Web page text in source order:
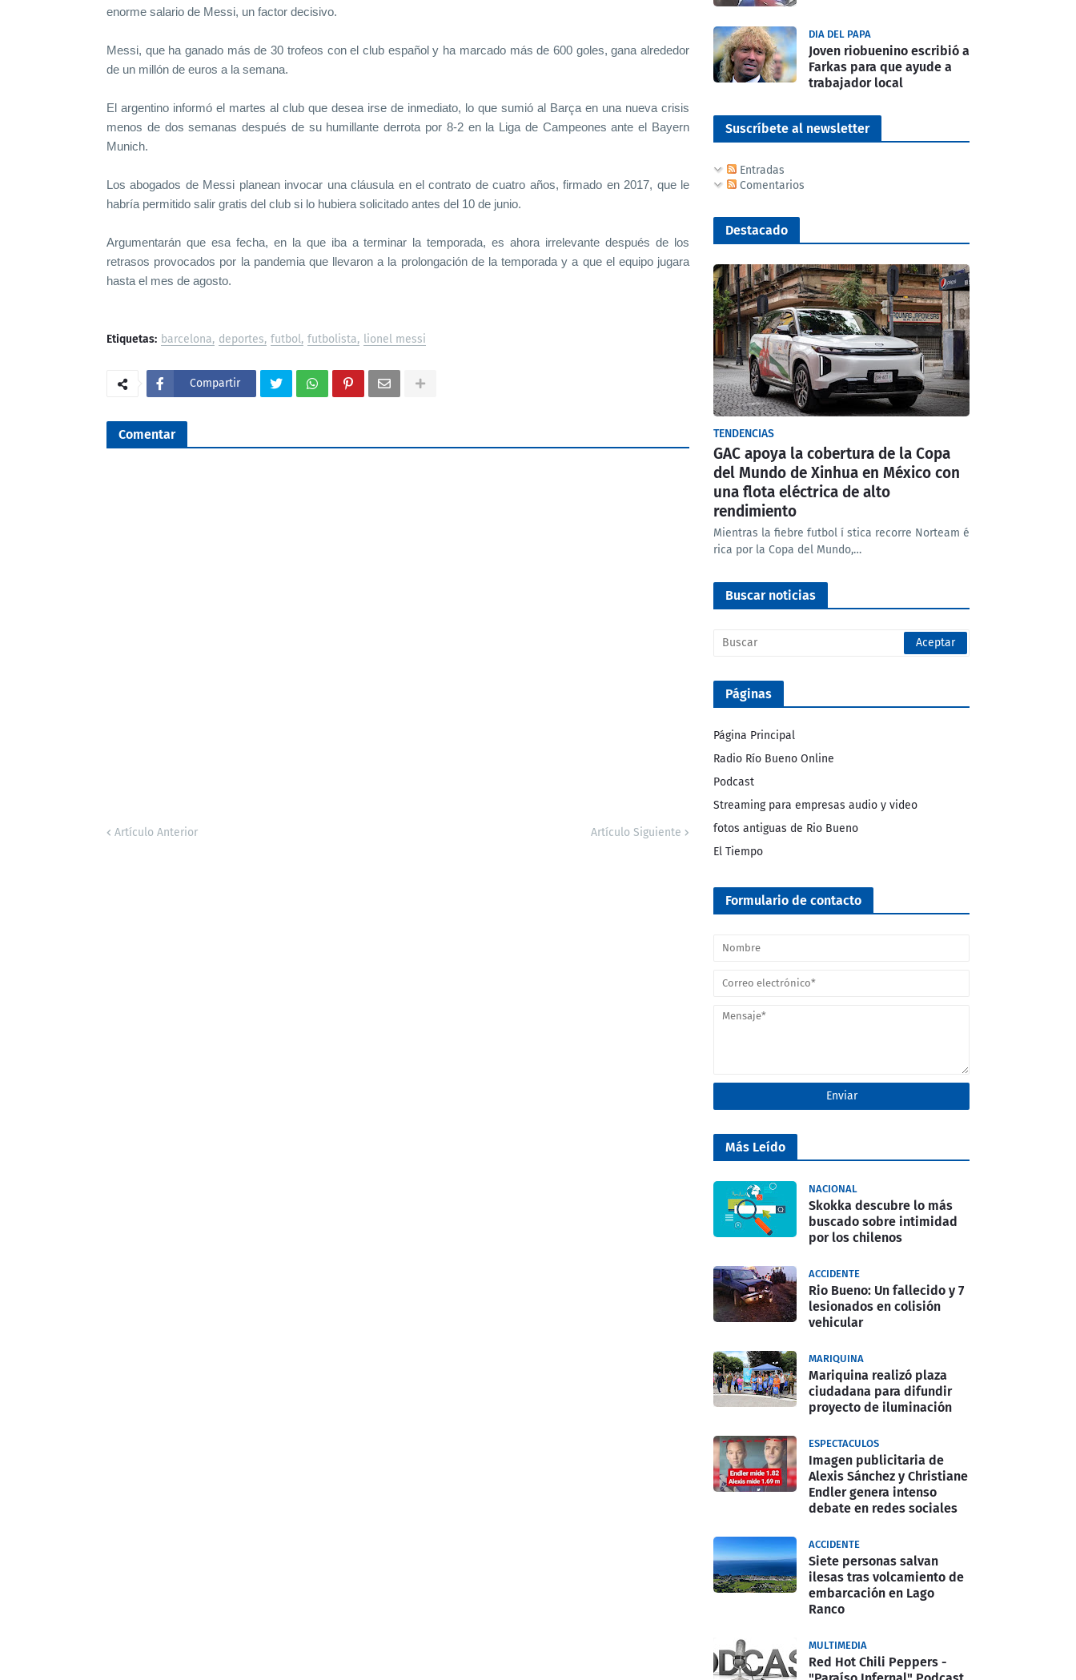
enorme salario de Messi, un factor decisivo.
Messi, que ha ganado más de 30 trofeos con el club español y ha marcado más de 600 goles, gana alrededor
de un millón de euros a la semana.
El argentino informó el martes al club que desea irse de inmediato, lo que sumió al Barça en una nueva crisis
menos de dos semanas después de su humillante derrota por 8-2 en la Liga de Campeones ante el Bayern
Munich.
Los abogados de Messi planean invocar una cláusula en el contrato de cuatro años, firmado en 2017, que le
habría permitido salir gratis del club si lo hubiera solicitado antes del 10 de junio.
Argumentarán que esa fecha, en la que iba a terminar la temporada, es ahora irrelevante después de los
retrasos provocados por la pandemia que llevaron a la prolongación de la temporada y a que el equipo jugara
hasta el mes de agosto.
Etiquetas: barcelona deportes futbol futbolista lionel messi
Compartir
Comentar
Artículo Anterior Artículo Siguiente
DIA DEL PAPA
Joven riobuenino escribió a
Farkas para que ayude a
trabajador local
Suscríbete al newsletter
Entradas
Comentarios
Destacado
TENDENCIAS
GAC apoya la cobertura de la Copa
del Mundo de Xinhua en México con
una flota eléctrica de alto
rendimiento
Mientras la fiebre futbol í stica recorre Norteam é
rica por la Copa del Mundo,…
Buscar noticias
Páginas
Página Principal
Radio Río Bueno Online
Podcast
Streaming para empresas audio y video
fotos antiguas de Rio Bueno
El Tiempo
Formulario de contacto
Más Leído
NACIONAL
Skokka descubre lo más
buscado sobre intimidad
por los chilenos
ACCIDENTE
Rio Bueno: Un fallecido y 7
lesionados en colisión
vehicular
MARIQUINA
Mariquina realizó plaza
ciudadana para difundir
proyecto de iluminación
ESPECTACULOS
Imagen publicitaria de
Alexis Sánchez y Christiane
Endler genera intenso
debate en redes sociales
ACCIDENTE
Siete personas salvan
ilesas tras volcamiento de
embarcación en Lago
Ranco
MULTIMEDIA
Red Hot Chili Peppers -